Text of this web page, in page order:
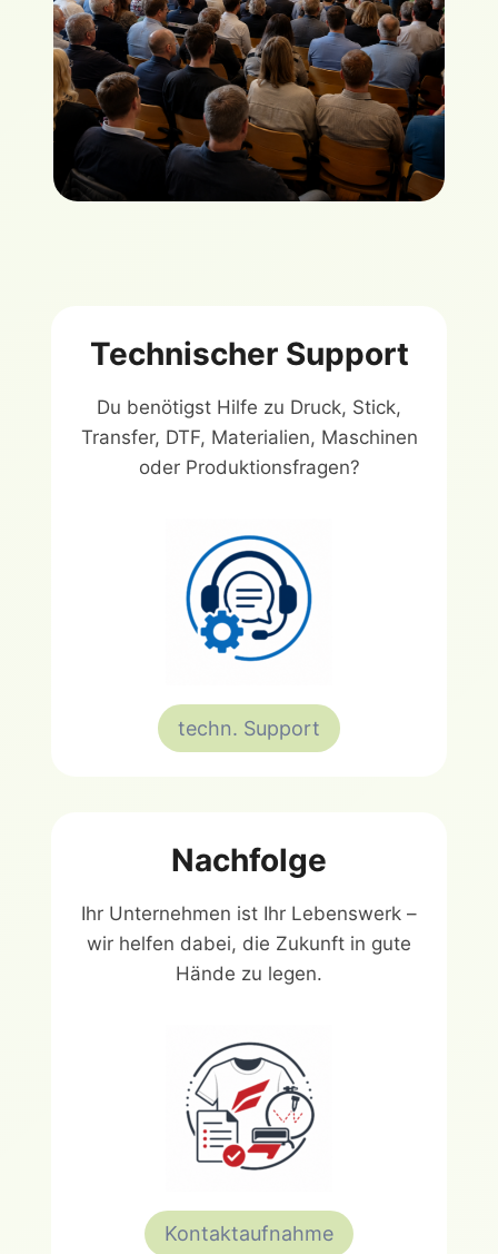
Technischer Support
Du benötigst Hilfe zu Druck, Stick,
Transfer, DTF, Materialien, Maschinen
oder Produktionsfragen?
techn. Support
Nachfolge
Ihr Unternehmen ist Ihr Lebenswerk –
wir helfen dabei, die Zukunft in gute
Hände zu legen.
Kontaktaufnahme